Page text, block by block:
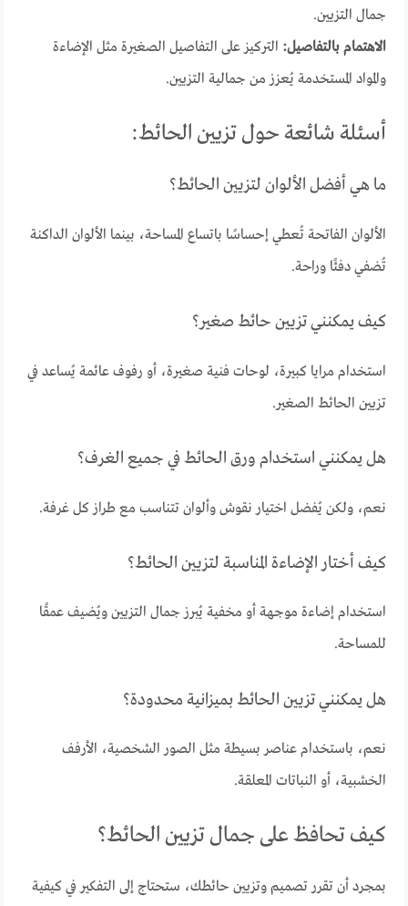
جمال التزيين.
الاهتمام بالتفاصيل: التركيز على التفاصيل الصغيرة مثل الإضاءة
والمواد المستخدمة يُعزز من جمالية التزيين.
أسئلة شائعة حول تزيين الحائط:
ما هي أفضل الألوان لتزيين الحائط؟
الألوان الفاتحة تُعطي إحساسًا باتساع المساحة، بينما الألوان الداكنة
تُضفي دفئًا وراحة.
كيف يمكنني تزيين حائط صغير؟
استخدام مرايا كبيرة، لوحات فنية صغيرة، أو رفوف عائمة يُساعد في
تزيين الحائط الصغير.
هل يمكنني استخدام ورق الحائط في جميع الغرف؟
نعم، ولكن يُفضل اختيار نقوش وألوان تتناسب مع طراز كل غرفة.
كيف أختار الإضاءة المناسبة لتزيين الحائط؟
استخدام إضاءة موجهة أو مخفية يُبرز جمال التزيين ويُضيف عمقًا
للمساحة.
هل يمكنني تزيين الحائط بميزانية محدودة؟
نعم، باستخدام عناصر بسيطة مثل الصور الشخصية، الأرفف
الخشبية، أو النباتات المعلقة.
كيف تحافظ على جمال تزيين الحائط؟
بمجرد أن تقرر تصميم وتزيين حائطك، ستحتاج إلى التفكير في كيفية